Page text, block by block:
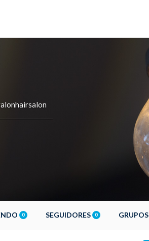
0 SEGUIDORES 0 GRUPOS